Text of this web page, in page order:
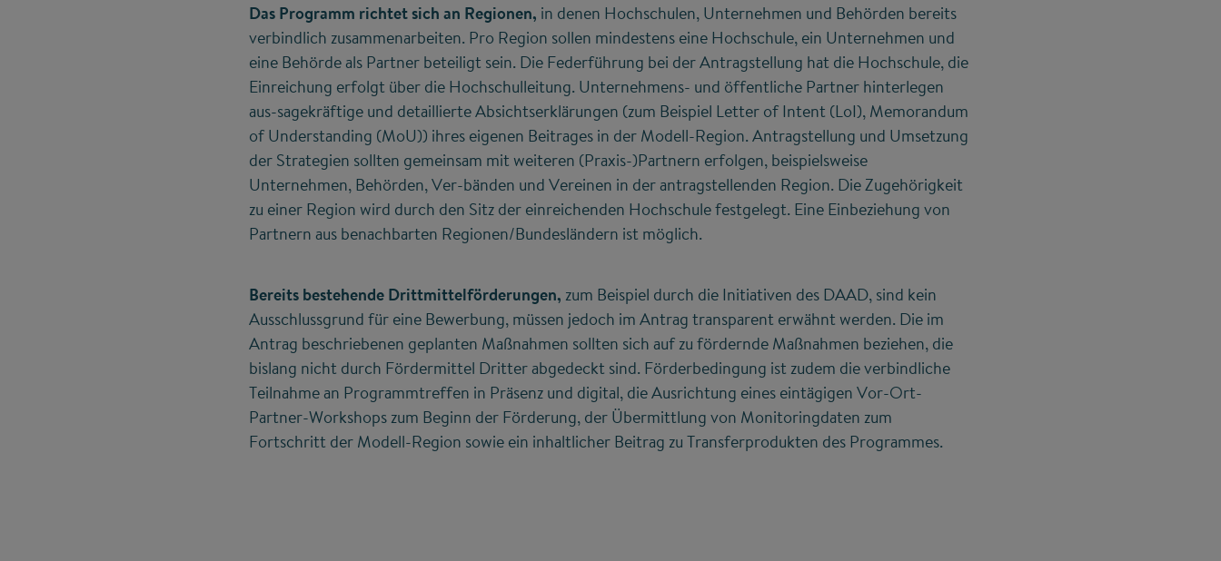
Das Programm richtet sich an Regionen, in denen Hochschulen, Unternehmen und Behörden bereits
verbindlich zusammenarbeiten. Pro Region sollen mindestens eine Hochschule, ein Unternehmen und
eine Behörde als Partner beteiligt sein. Die Federführung bei der Antragstellung hat die Hochschule, die
Einreichung erfolgt über die Hochschulleitung. Unternehmens- und öffentliche Partner hinterlegen
aus-sagekräftige und detaillierte Absichtserklärungen (zum Beispiel Letter of Intent (LoI), Memorandum
of Understanding (MoU)) ihres eigenen Beitrages in der Modell-Region. Antragstellung und Umsetzung
der Strategien sollten gemeinsam mit weiteren (Praxis-)Partnern erfolgen, beispielsweise
Unternehmen, Behörden, Ver-bänden und Vereinen in der antragstellenden Region. Die Zugehörigkeit
zu einer Region wird durch den Sitz der einreichenden Hochschule festgelegt. Eine Einbeziehung von
Partnern aus benachbarten Regionen/Bundesländern ist möglich.
Bereits bestehende Drittmittelförderungen, zum Beispiel durch die Initiativen des DAAD, sind kein
Ausschlussgrund für eine Bewerbung, müssen jedoch im Antrag transparent erwähnt werden. Die im
Antrag beschriebenen geplanten Maßnahmen sollten sich auf zu fördernde Maßnahmen beziehen, die
bislang nicht durch Fördermittel Dritter abgedeckt sind. Förderbedingung ist zudem die verbindliche
Teilnahme an Programmtreffen in Präsenz und digital, die Ausrichtung eines eintägigen Vor-Ort-
Partner-Workshops zum Beginn der Förderung, der Übermittlung von Monitoringdaten zum
Fortschritt der Modell-Region sowie ein inhaltlicher Beitrag zu Transferprodukten des Programmes.